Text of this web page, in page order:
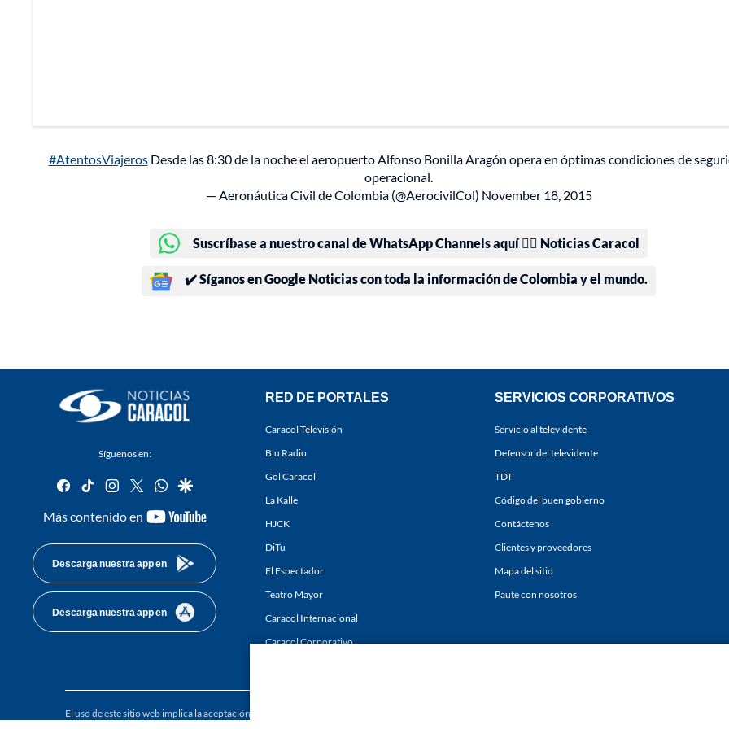
#AtentosViajerosDesde las 8:30 de la noche el aeropuerto Alfonso Bonilla Aragón opera en óptimas condiciones de
operacional.
— Aeronáutica Civil de Colombia (@AerocivilCol) November 18, 2015
Suscríbase a nuestro canal de WhatsApp Channels aquí 👉🏻 Noticias Caracol
✔️ Síganos en Google Noticias con toda la información de Colombia y el mundo.
Síguenos en:
facebook
tiktok instagram
twitterwhatsapp
google
Más contenido en
youtube-
Descarga nuestra app en
Descarga nuestra app en
RED DE PORTALES
Caracol Televisión
Blu Radio
Gol Caracol
La Kalle
HJCK
DiTu
El Espectador
Teatro Mayor
Caracol Internacional
Caracol Corporativo
SERVICIOS CORPORATIVOS
Servicio al televidente
Defensor del televidente
TDT
Código del buen gobierno
Contáctenos
Clientes y proveedores
Mapa del sitio
Paute con nosotros
El uso de este sitio web implica la aceptación de los